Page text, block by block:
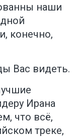
наши
конечно,
Вас видеть.
Ирана
что всё,
треке,